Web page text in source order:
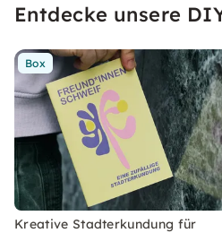
Entdecke unsere
Box
Kreative Stadterkundung für